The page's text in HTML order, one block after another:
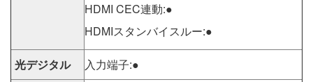
HDMI CEC連動:●
HDMIスタンバイスルー:●
光デジタル
入力端子:●